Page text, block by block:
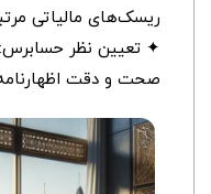
ریسک‌های مالیاتی
✦ تعیین نظر
صحت و دقت